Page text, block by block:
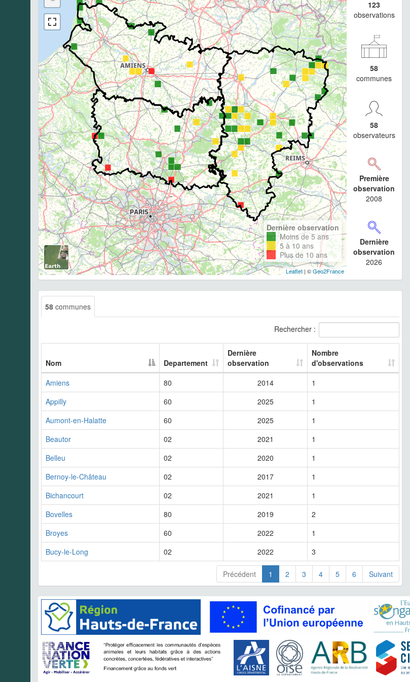
Dernière observation
Moins de 5 ans
5 à 10 ans
Plus de 10 ans
Leaflet| ©Geo2France
123
observations
58
communes
58
observateurs
Première
observation
2008
Dernière
observation
2026
58 communes
Rechercher :
Nom Departement
Dernière
observation
Nombre
d'observations
Amiens
80 2014
1
Appilly
60 2025
1
Aumont-en-Halatte
60 2025
1
Beautor
02 2021
1
Belleu
02 2020
1
Bernoy-le-Château
02 2017
1
Bichancourt
02 2021
1
Bovelles
80 2019
2
Broyes
60 2022
1
Bucy-le-Long
02 2022 3
Précédent 1 2 3 4 5 6 Suivant